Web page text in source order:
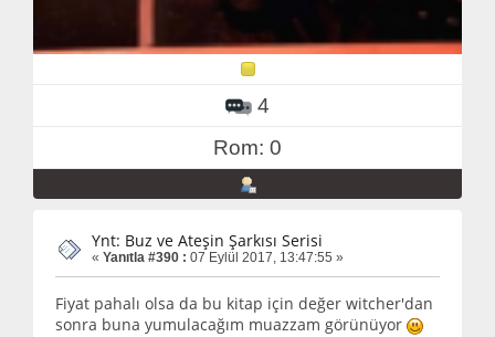
4
Rom: 0
Ynt: Buz ve Ateşin Şarkısı Serisi
« Yanıtla #390 : 07 Eylül 2017, 13:47:55 »
Fiyat pahalı olsa da bu kitap için değer witcher'dan
sonra buna yumulacağım muazzam görünüyor